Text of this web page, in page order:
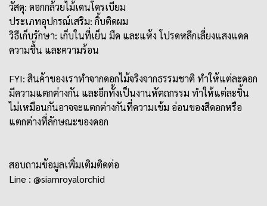
วัสดุ: ดอกกล้วยไม้เดนโดรเบียม
ประเภทอุปกรณ์เสริม: กิ้บติดผม
วิธีเก็บรักษา: เก็บในที่เย็น มืด และแห้ง โปรดหลีกเลี่ยงแสงแดด
ความชื้น และความร้อน
FYI: สินค้าของเราทำจากดอกไม้จริงจากธรรมชาติ ทำให้แต่ละดอก
มีความแตกต่างกัน และอีกทั้งเป็นงานหัตถกรรม ทำให้แต่ละชิ้น
ไม่เหมือนกันอาจจะแตกต่างกันที่ความเข้ม อ่อนของสีดอกหรือ
แตกต่างที่ลักษณะของดอก
สอบถามข้อมูลเพิ่มเติมติดต่อ
Line : @siamroyalorchid